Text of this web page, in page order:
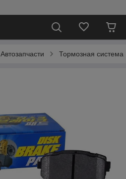
Автозапчасти Тормозная система